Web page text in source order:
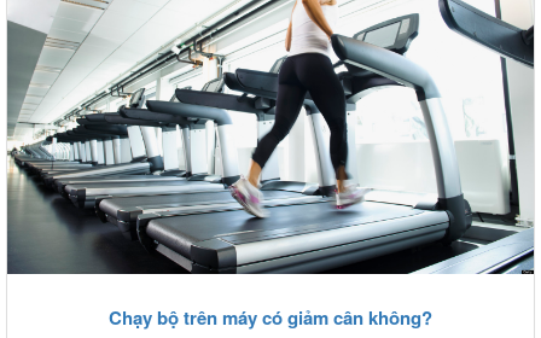
Chạy bộ trên máy có giảm cân không?